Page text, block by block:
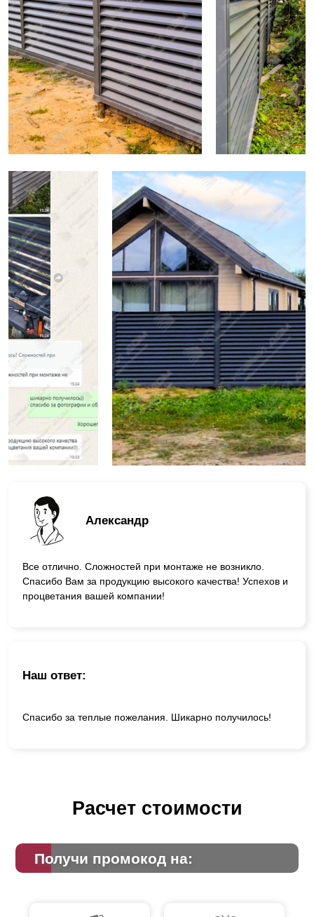
Александр
Все отлично. Сложностей при монтаже не возникло.
Спасибо Вам за продукцию высокого качества! Успехов и
процветания вашей компании!
Наш ответ:
Спасибо за теплые пожелания. Шикарно получилось!
Расчет стоимости
Получи промокод на: